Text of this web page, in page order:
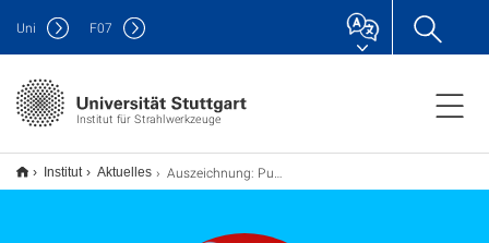
Institut für Strahlwerkzeuge
Uni F07
Institut Aktuelles Auszeichnung: Publikationspreis der Universität Stuttgart